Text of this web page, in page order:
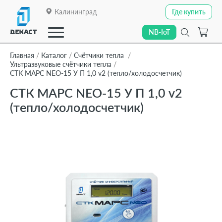
Калининград
Где купить
Где купить
NB-IoT
NB-IoT
О компании
Отраслевые решения
Технологии передачи данных
О компании
Отраслевые решения
Технологии передачи данных
Главная Каталог
Счётчики тепла
Ультразвуковые счётчики тепла
СТК МАРС NEO-15 У П 1,0 v2 (тепло/холодосчетчик)
СТК МАРС NEO-15 У П 1,0 v2
(тепло/холодосчетчик)